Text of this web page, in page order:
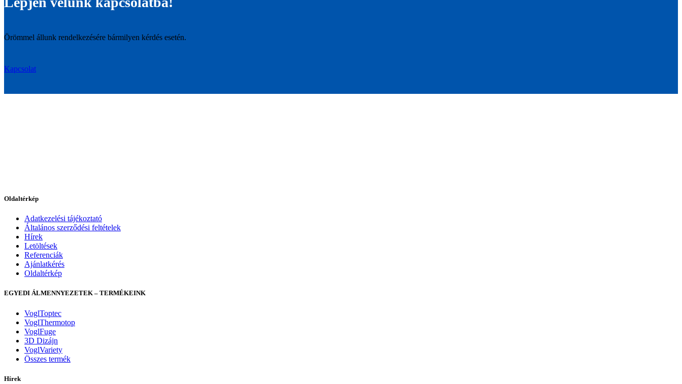
Örömmel állunk rendelkezésére bármilyen kérdés esetén.
Kapcsolat
Oldaltérkép
Adatkezelési tájékoztató
Általános szerződési feltételek
Hírek
Letöltések
Referenciák
Ajánlatkérés
Oldaltérkép
EGYEDI ÁLMENNYEZETEK – TERMÉKEINK
VoglToptec
VoglThermotop
VoglFuge
3D Dizájn
VoglVariety
Összes termék
Hírek